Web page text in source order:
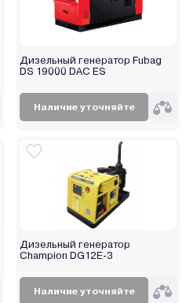
Дизельный генератор Fubag
DS 19000 DAC ES
Наличие уточняйте
Дизельный генератор
Champion DG12E-3
Наличие уточняйте